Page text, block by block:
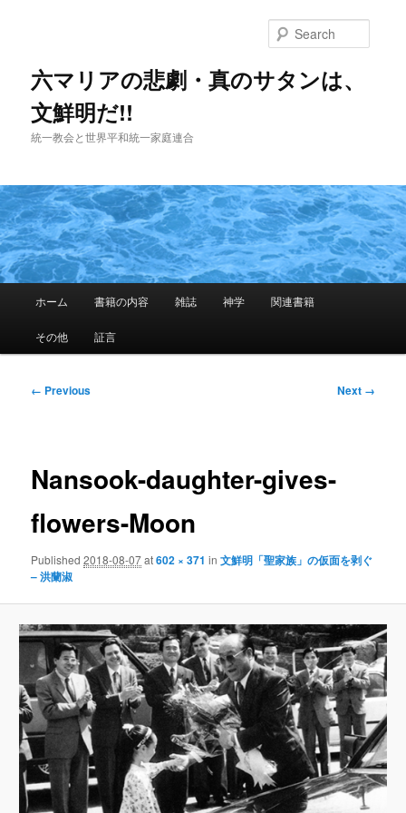
content六マリアの悲劇・真のサタンは、
文鮮明だ!!
統一教会と世界平和統一家庭連合
ホーム 書籍の内容 雑誌 神学 関連書籍
その他 証言
Image
← Previous Next →
Nansook-daughter-gives-
flowers-Moon
Published2018-08-07at602 × 371 in文鮮明「聖家族」の仮面を剥ぐ
– 洪蘭淑